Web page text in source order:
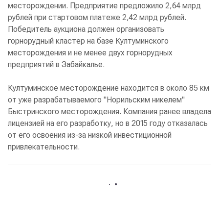
месторождении. Предприятие предложило 2,64 млрд
рублей при стартовом платеже 2,42 млрд рублей.
Победитель аукциона должен организовать
горнорудный кластер на базе Култуминского
месторождения и не менее двух горнорудных
предприятий в Забайкалье.
Култуминское месторождение находится в около 85 км
от уже разрабатываемого "Норильским никелем"
Быстринского месторождения. Компания ранее владела
лицензией на его разработку, но в 2015 году отказалась
от его освоения из-за низкой инвестиционной
привлекательности.